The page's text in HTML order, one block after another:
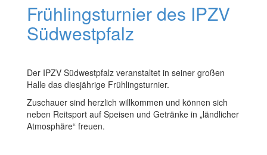
Frühlingsturnier des IPZV
Südwestpfalz
Der IPZV Südwestpfalz veranstaltet in seiner großen
Halle das diesjährige Frühlingsturnier.
Zuschauer sind herzlich willkommen und können sich
neben Reitsport auf Speisen und Getränke in „ländlicher
Atmosphäre“ freuen.